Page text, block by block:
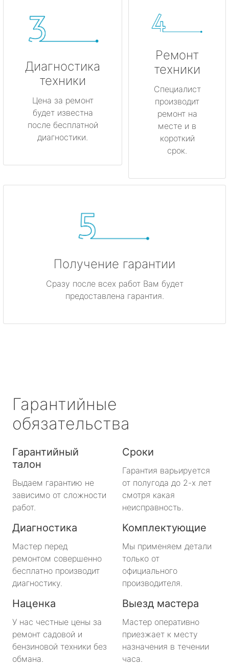
Диагностика
техники
Цена за ремонт
будет известна
после бесплатной
диагностики.
Ремонт
техники
Специалист
производит
ремонт на
месте и в
короткий
срок.
Получение гарантии
Сразу после всех работ Вам будет
предоставлена гарантия.
Гарантийные
обязательства
Гарантийный
талон
Выдаем гарантию не
зависимо от сложности
работ.
Сроки
Гарантия варьируется
от полугода до 2-х лет
смотря какая
неисправность.
Диагностика
Мастер перед
ремонтом совершенно
бесплатно производит
диагностику.
Комплектующие
Мы применяем детали
только от
официального
производителя.
Наценка
У нас честные цены за
ремонт садовой и
бензиновой техники без
обмана.
Выезд мастера
Мастер оперативно
приезжает к месту
назначения в течении
часа.